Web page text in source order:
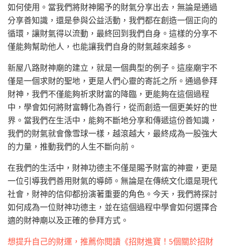
如何使用。當我們將財神賜予的財氣分享出去，無論是通過
分享善知識，還是參與公益活動，我們都在創造一個正向的
循環，讓財氣得以流動，最終回到我們自身。這樣的分享不
僅能夠幫助他人，也能讓我們自身的財氣越來越多。
新屋八路財神廟的建立，就是一個典型的例子。這座廟宇不
僅是一個求財的聖地，更是人們心靈的寄託之所。通過參拜
財神，我們不僅能夠祈求財富的降臨，更能夠在這個過程
中，學會如何將財富轉化為善行，從而創造一個更美好的世
界。當我們在生活中，能夠不斷地分享和傳遞這份善知識，
我們的財氣就會像雪球一樣，越滾越大，最終成為一股強大
的力量，推動我們的人生不斷向前。
在我們的生活中，財神功德主不僅是賜予財富的神靈，更是
一位引導我們善用財氣的導師。無論是在傳統文化還是現代
社會，財神的信仰都扮演著重要的角色。今天，我們將探討
如何成為一位財神功德主，並在這個過程中學會如何選擇合
適的財神廟以及正確的參拜方式。
想提升自己的財運，推薦你閱讀《招財進寶！5個關於招財